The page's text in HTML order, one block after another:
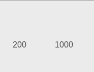
200 1000